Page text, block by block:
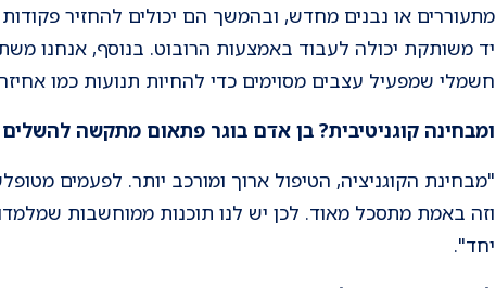
מתעוררים או נבנים מחדש, ובהמשך הם יכולים להחזיר
חשמלי שמפעיל עצבים מסוימים כדי להחיות תנועות כמו
ומבחינה קוגניטיבית? בן אדם בוגר פתאום מתקשה
"מבחינת הקוגניציה, הטיפול ארוך ומורכב יותר. לפעמים
וזה באמת מתסכל מאוד. לכן יש לנו תוכנות ממוחשבות
יחד".